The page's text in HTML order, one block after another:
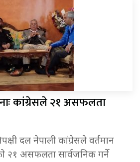
कांग्रेसले २१ असफलता
दल नेपाली कांग्रेसले वर्तमान
२१ असफलता सार्वजनिक गर्ने